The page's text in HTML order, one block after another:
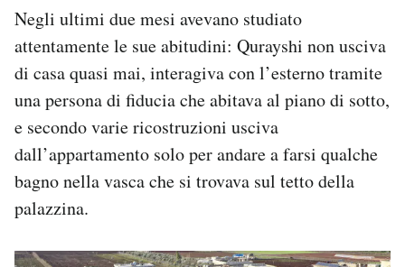
Negli ultimi due mesi avevano studiato
attentamente le sue abitudini: Qurayshi non usciva
di casa quasi mai, interagiva con l’esterno tramite
una persona di fiducia che abitava al piano di sotto,
e secondo varie ricostruzioni usciva
dall’appartamento solo per andare a farsi qualche
bagno nella vasca che si trovava sul tetto della
palazzina.